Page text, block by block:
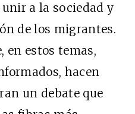
a la sociedad y
de los migrantes.
en estos temas,
hacen
un debate que